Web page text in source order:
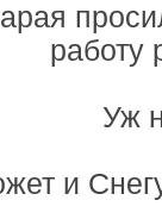
работу
Уж
и